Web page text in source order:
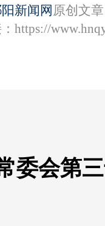
新闻网 原创文
https://
委会第